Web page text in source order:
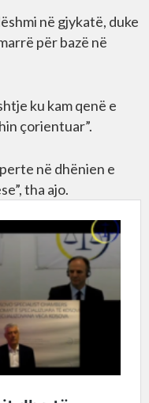
në gjykatë, duke
për bazë në
ku kam qenë e
çorientuar”.
në dhënien e
tha ajo.